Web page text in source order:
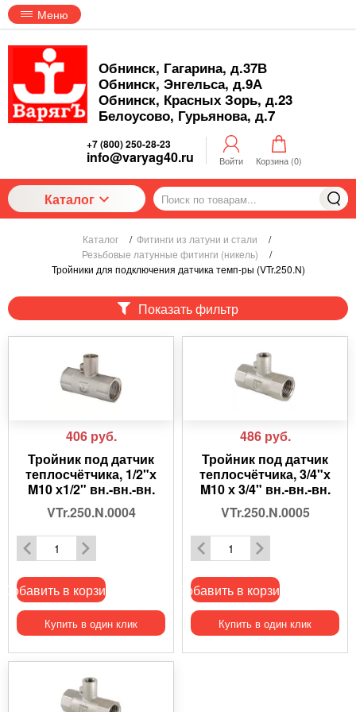
Меню
Обнинск, Гагарина, д.37В
Обнинск, Энгельса, д.9А
Обнинск, Красных Зорь, д.23
Белоусово, Гурьянова, д.7
+7 (800) 250-28-23
info@varyag40.ru Войти Корзина (0)
Каталог
Каталог / Фитинги из латуни и стали
/
Резьбовые латунные фитинги (никель)
/
Тройники для подключения датчика темп-ры (VTr.250.N)
Показать фильтр
406 руб.
Тройник под датчик
теплосчётчика, 1/2"х
M10 х1/2" вн.-вн.-вн.
VTr.250.N.0004
Добавить в корзину
Купить в один клик
486 руб.
Тройник под датчик
теплосчётчика, 3/4"х
M10 х 3/4" вн.-вн.-вн.
VTr.250.N.0005
Добавить в корзину
Купить в один клик